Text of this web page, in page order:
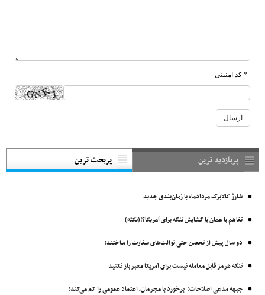
* کد امنیتی
پربازدید ترین پربحث ترین
شارژ کالابرگ مردادماه با زمان‌بندی جدید
تفاهم با عمان یا گشایش تنگه برای آمریکا؟!(نکته)
دو سال پیش از تحصن حتی توالت‌های سفارت را ساختند!
تنگه هرمز قابل معامله نیست برای آمریکا معبر باز نکنید
جبهه مدعی اصلاحات: برخورد با مجرمان، اعتماد عمومی را کم می‌کند!